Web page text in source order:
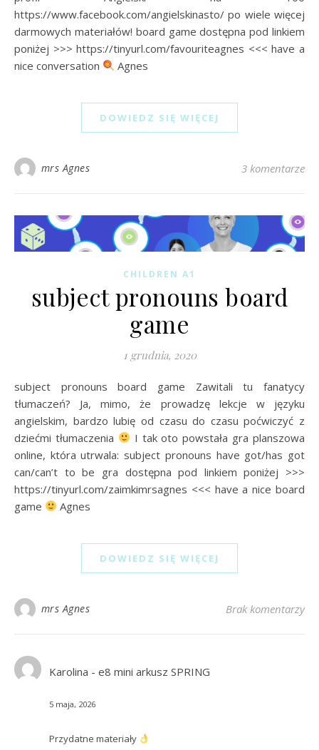
https://www.facebook.com/angielskinasto/ po wiele więcej
darmowych materiałów! board game dostępna pod linkiem
poniżej >>> https://tinyurl.com/favouriteagnes <<< have a
nice conversation
Agnes
DOWIEDZ SIĘ WIĘCEJ
mrs Agnes 3 komentarze
CHILDREN A1
subject pronouns board
game
1 grudnia, 2020
subject pronouns board game Zawitali tu fanatycy
tłumaczeń? Ja, mimo, że prowadzę lekcje w języku
angielskim, bardzo lubię od czasu do czasu poćwiczyć z
dziećmi tłumaczenia
I tak oto powstała gra planszowa
online, która utrwala: subject pronouns have got/has got
can/can’t to be gra dostępna pod linkiem poniżej >>>
https://tinyurl.com/zaimkimrsagnes <<< have a nice board
game
Agnes
DOWIEDZ SIĘ WIĘCEJ
mrs Agnes Brak komentarzy
Karolina - e8 mini arkusz SPRING
5 maja, 2026
Przydatne materiały